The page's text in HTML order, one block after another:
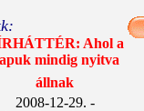
Ahol a
mindig nyitva
állnak
2008-12-29. -